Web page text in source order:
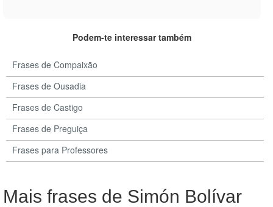
Podem-te interessar também
Frases de Compaixão
Frases de Ousadia
Frases de Castigo
Frases de Preguiça
Frases para Professores
Mais frases de Simón Bolívar